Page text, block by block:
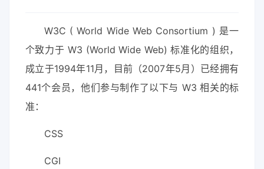
W3C ( World Wide Web Consortium ) 是一
个致力于 W3 (World Wide Web) 标准化的组织，
成立于1994年11月，目前（2007年5月）已经拥有
441个会员，他们参与制作了以下与 W3 相关的标
准：
CSS
CGI